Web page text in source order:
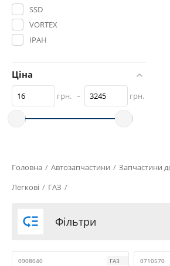
SSD
VORTEX
ІРАН
Автопристрій
Ціна
грн. – грн.
Головна / Автозапчастини / Запчастини
Легкові / ГАЗ /
 Фільтри
0908040 ГАЗ 0710570